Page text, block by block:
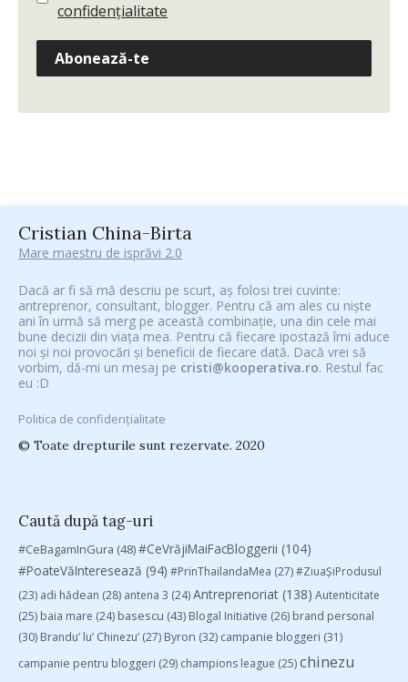
confidențialitate
Abonează-te
Cristian China-Birta
Mare maestru de isprăvi 2.0
Dacă ar fi să mă descriu pe scurt, aș folosi trei cuvinte:
antreprenor, consultant, blogger. Pentru că am ales cu niște
ani în urmă să merg pe această combinație, una din cele mai
bune decizii din viața mea. Pentru că fiecare ipostază îmi aduce
noi și noi provocări și beneficii de fiecare dată. Dacă vrei să
vorbim, dă-mi un mesaj pe cristi@kooperativa.ro. Restul fac
eu :D
Politica de confidențialitate
© Toate drepturile sunt rezervate. 2020
Caută după tag-uri
#CeBagamInGura (48)#CeVrăjiMaiFacBloggerii (104)
#PoateVăInteresează (94) #PrinThailandaMea (27)#ZiuaȘiProdusul
(23) adi hădean (28) antena 3 (24)Antreprenoriat (138) Autenticitate
(25) baia mare (24) basescu (43) Blogal Initiative (26) brand personal
(30) Brandu’ lu’ Chinezu’ (27) Byron (32) campanie bloggeri (31)
campanie pentru bloggeri (29) champions league (25)chinezu